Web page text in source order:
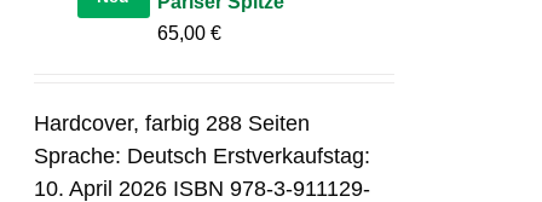
65,00€
Hardcover, farbig 288 Seiten
Sprache: Deutsch Erstverkaufstag:
10. April 2026 ISBN 978-3-911129-